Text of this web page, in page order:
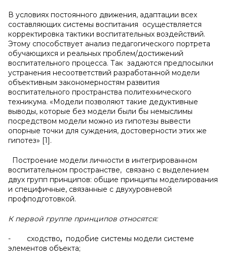
В условиях постоянного движения, адаптации всех
составляющих системы воспитания осуществляется
корректировка тактики воспитательных воздействий.
Этому способствует анализ педагогического портрета
обучающихся и реальных проблем/достижений
воспитательного процесса. Так задаются предпосылки
устранения несоответствий разработанной модели
объективным закономерностям развития
воспитательного пространства политехнического
техникума. «Модели позволяют такие дедуктивные
выводы, которые без модели были бы немыслимы
посредством модели можно из гипотезы вывести
опорные точки для суждения, достоверности этих же
гипотез» [1].
Построение модели личности в интегрированном
воспитательном пространстве, связано с выделением
двух групп принципов: общие принципы моделирования
и специфичные, связанные с двухуровневой
профподготовкой.
К первой группе принципов относятся:
- сходство, подобие системы модели системе
элементов объекта;